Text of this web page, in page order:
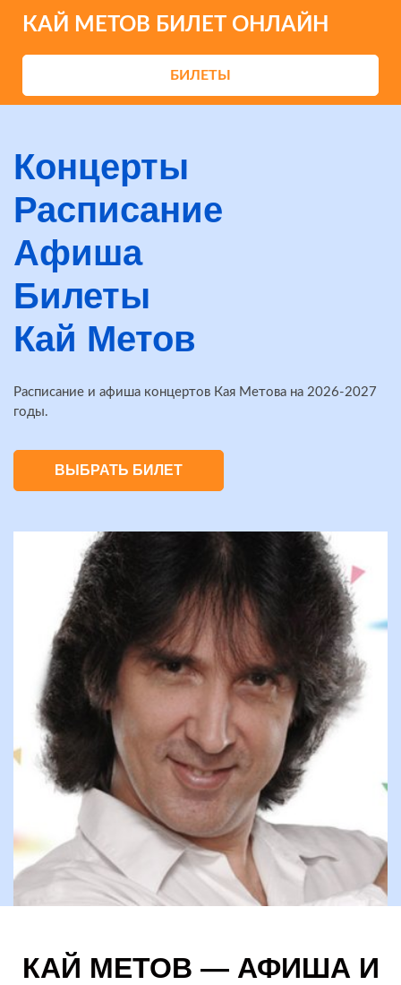
КАЙ МЕТОВ БИЛЕТ ОНЛАЙН
БИЛЕТЫ
Концерты
Расписание
Афиша
Билеты
Кай Метов
Расписание и афиша концертов Кая Метова на 2026-2027
годы.
ВЫБРАТЬ БИЛЕТ
КАЙ МЕТОВ — АФИША И